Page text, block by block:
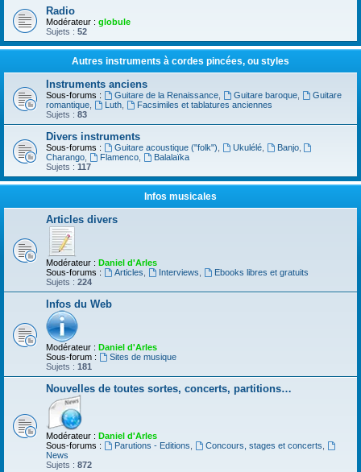
Radio
Modérateur : globule
Sujets : 52
Autres instruments à cordes pincées, ou styles
Instruments anciens
Sous-forums : Guitare de la Renaissance, Guitare baroque,
Guitare
romantique
Luth,
Facsimiles et tablatures anciennes
Sujets : 83
Divers instruments
Sous-forums : Guitare acoustique ("folk") Ukulélé, Banjo,
Charango
Flamenco,
Balalaïka
Sujets : 117
Infos musicales
Articles divers
Modérateur : Daniel d'Arles
Sous-forums :
Articles Interviews
Ebooks libres et gratuits
Sujets : 224
Infos du Web
Modérateur : Daniel d'Arles
Sous-forum :
Sites de musique
Sujets : 181
Nouvelles de toutes sortes, concerts, partitions…
Modérateur : Daniel d'Arles
Sous-forums :
Parutions - Editions Concours, stages et concerts
News
Sujets : 872